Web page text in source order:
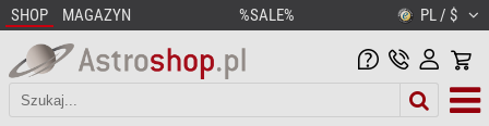
SHOP MAGAZYN %SALE% PL / $